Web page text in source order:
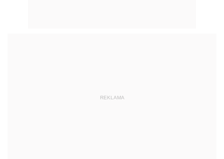
REKLAMA